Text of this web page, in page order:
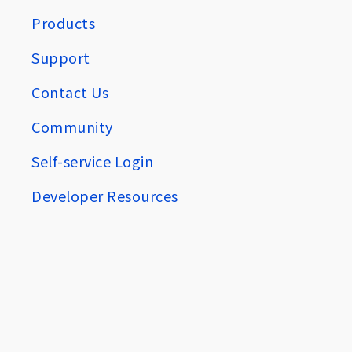
Products
Support
Contact Us
Community
Self-service Login
Developer Resources